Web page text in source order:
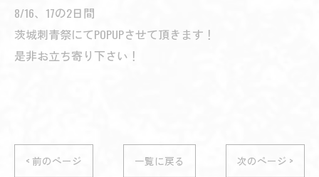
8/16、17の2日間
茨城刺青祭にてPOPUPさせて頂きます！
是非お立ち寄り下さい！
< 前のページ 一覧に戻る 次のページ >